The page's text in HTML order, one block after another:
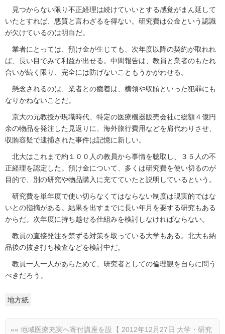
見つからない限り不正経理は続けていいとする感覚がまん延して
いたとすれば、悪質と言わざるを得ない。研究費は公金という認識
が欠けているのは明白だ。
業者にとっては、預け金が生じても、次年度以降の契約が取れれ
ば、長い目でみて利益が出せる。中間報告は、教員と業者のもたれ
合いが続く限り、完全には防げないこともうかがわせる。
懸念されるのは、業者との癒着は、横領や収賄といった犯罪にも
なりかねないことだ。
京大の元教授が現職時代、特定の医療機器販売会社に総額４億円
余の物品を発注した見返りに、海外旅行費用などを肩代わりさせ、
収賄容疑で逮捕された事件は記憶に新しい。
北大はこれまで約１００人の教員から事情を聴取し、３５人の不
正経理を認定した。預け金について、多くは研究費を使い切るのが
目的で、別の研究や物品購入に充てていたと説明しているという。
研究費を単年度で使い切らなくてはならない制度は現実的ではな
いとの指摘がある。結果を出すまでに長い年月を要する研究もある
からだ。次年度に持ち越せる仕組みを検討しなければならない。
教員の直接発注を禁ずる対策を取っている大学もある。北大も納
品後の抜き打ち検査などを検討中だ。
教員一人一人があらためて、研究者としての倫理観を自らに問う
べきだろう。
地方紙
«« 地域医療充実へ寄付講座を設
【 2012年12月27日 大学・研究